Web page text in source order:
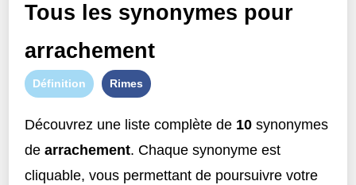
Tous les synonymes pour
arrachement
Définition Rimes
Découvrez une liste complète de 10 synonymes
dearrachement. Chaque synonyme est
cliquable, vous permettant de poursuivre votre